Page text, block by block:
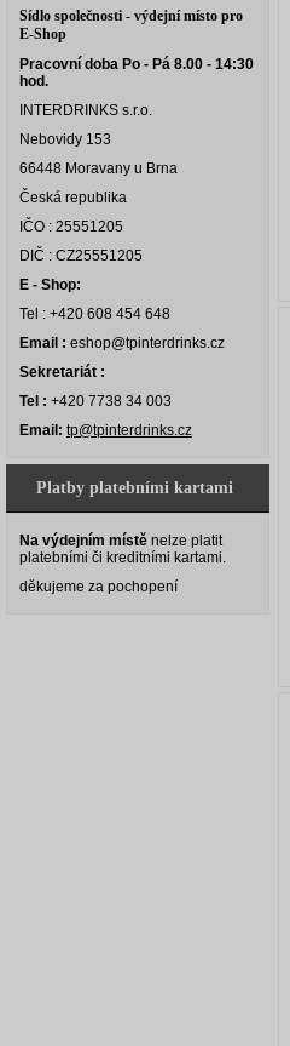
Sídlo společnosti - výdejní místo pro
E-Shop
Pracovní doba Po - Pá 8.00 - 14:30
hod.
INTERDRINKS s.r.o.
Nebovidy 153
66448 Moravany u Brna
Česká republika
IČO : 25551205
DIČ : CZ25551205
E - Shop:
Tel : +420 608 454 648
Email : eshop@tpinterdrinks.cz
Sekretariát :
Tel : +420 7738 34 003
Email: tp@tpinterdrinks.cz
Platby platebními kartami
Na výdejním místě nelze platit
platebními či kreditními kartami.
děkujeme za pochopení